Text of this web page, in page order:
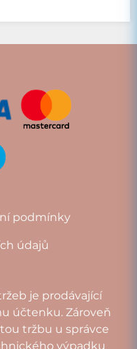
podmínky
údajů
je prodávající
účtenku. Zároveň
tržbu u správce
výpadku